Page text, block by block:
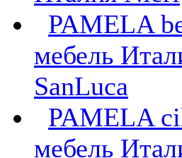
PAMELA
мебель
SanLuca
PAMELA
мебель